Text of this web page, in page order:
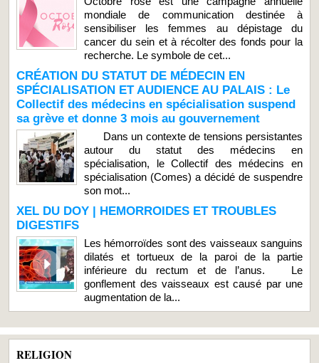
mondiale de communication destinée à
sensibiliser les femmes au dépistage du
cancer du sein et à récolter des fonds pour la
recherche. Le symbole de cet...
CRÉATION DU STATUT DE MÉDECIN EN
SPÉCIALISATION ET AUDIENCE AU PALAIS : Le
Collectif des médecins en spécialisation suspend
sa grève et donne 3 mois au gouvernement
Dans un contexte de tensions persistantes
autour du statut des médecins en
spécialisation, le Collectif des médecins en
spécialisation (Comes) a décidé de suspendre
son mot...
XEL DU DOY | HEMORROIDES ET TROUBLES
DIGESTIFS
Les hémorroïdes sont des vaisseaux sanguins
dilatés et tortueux de la paroi de la partie
inférieure du rectum et de l’anus. Le
gonflement des vaisseaux est causé par une
augmentation de la...
RELIGION